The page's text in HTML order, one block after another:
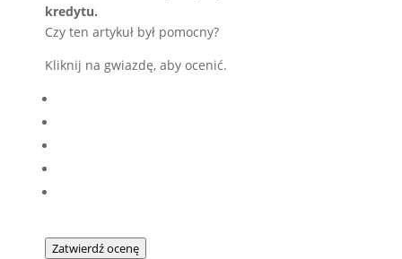
kredytu.
Czy ten artykuł był pomocny?
Kliknij na gwiazdę, aby ocenić.
Zatwierdź ocenę